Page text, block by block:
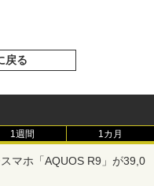
戻る
1週間 1カ月
マホ「AQUOS R9」が39,0